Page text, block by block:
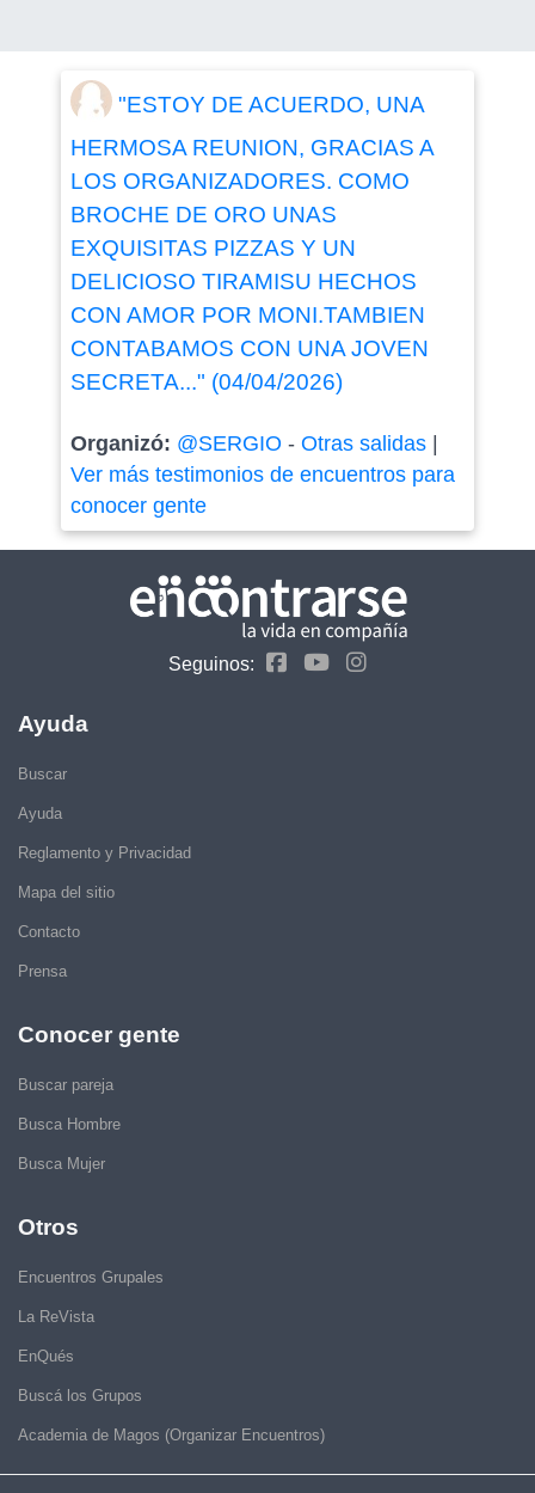
"ESTOY DE ACUERDO, UNA
HERMOSA REUNION, GRACIAS A
LOS ORGANIZADORES. COMO
BROCHE DE ORO UNAS
EXQUISITAS PIZZAS Y UN
DELICIOSO TIRAMISU HECHOS
CON AMOR POR MONI.TAMBIEN
CONTABAMOS CON UNA JOVEN
SECRETA..." (04/04/2026)
Organizó: @SERGIO - Otras salidas|
Ver más testimonios de encuentros para
conocer gente
Seguinos:
Ayuda
Buscar
Ayuda
Reglamento y Privacidad
Mapa del sitio
Contacto
Prensa
Conocer gente
Buscar pareja
Busca Hombre
Busca Mujer
Otros
Encuentros Grupales
La ReVista
EnQués
Buscá los Grupos
Academia de Magos (Organizar Encuentros)